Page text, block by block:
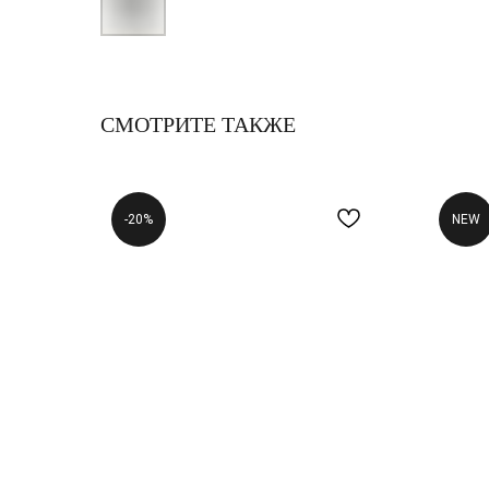
СМОТРИТЕ ТАКЖЕ
-20% NEW